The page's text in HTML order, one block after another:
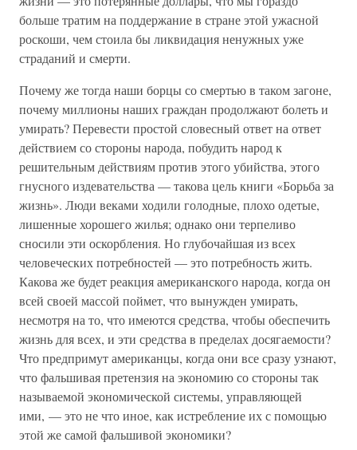
больше тратим на поддержание в стране этой ужасной
роскоши, чем стоила бы ликвидация ненужных уже
страданий и смерти.
Почему же тогда наши борцы со смертью в таком загоне,
почему миллионы наших граждан продолжают болеть и
умирать? Перевести простой словесный ответ на ответ
действием со стороны народа, побудить народ к
решительным действиям против этого убийства, этого
гнусного издевательства — такова цель книги «Борьба за
жизнь». Люди веками ходили голодные, плохо одетые,
лишенные хорошего жилья; однако они терпеливо
сносили эти оскорбления. Но глубочайшая из всех
человеческих потребностей — это потребность жить.
Какова же будет реакция американского народа, когда он
всей своей массой поймет, что вынужден умирать,
несмотря на то, что имеются средства, чтобы обеспечить
жизнь для всех, и эти средства в пределах досягаемости?
Что предпримут американцы, когда они все сразу узнают,
что фальшивая претензия на экономию со стороны так
называемой экономической системы, управляющей
ими, — это не что иное, как истребление их с помощью
этой же самой фальшивой экономики?